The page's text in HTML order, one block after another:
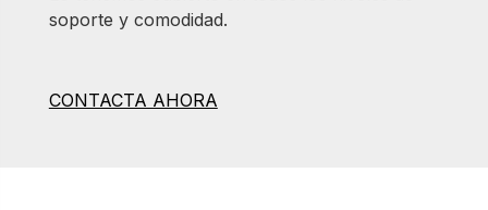
soporte y comodidad.
CONTACTA AHORA